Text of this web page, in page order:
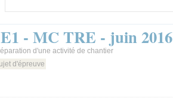
- MC TRE - juin 2016
d'une activité de chantier
d'épreuve